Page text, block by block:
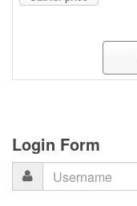
Login Form